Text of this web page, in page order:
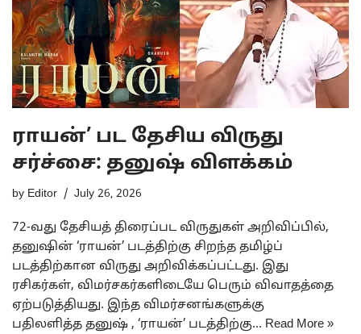
ராயன்’ பட தேசிய விருது
சர்ச்சை: தனுஷ் விளக்கம்
by Editor July 26, 2026
72-வது தேசியத் திரைப்பட விருதுகள் அறிவிப்பில்,
தனுஷின் ‘ராயன்’ படத்திற்கு சிறந்த தமிழ்ப்
படத்திற்கான விருது அறிவிக்கப்பட்டது. இது
ரசிகர்கள், விமர்சகர்களிடையே பெரும் விவாதத்தை
ஏற்படுத்தியது. இந்த விமர்சனங்களுக்கு
பதிலளித்த தனுஷ் , ‘ராயன்’ படத்திற்கு… Read More »